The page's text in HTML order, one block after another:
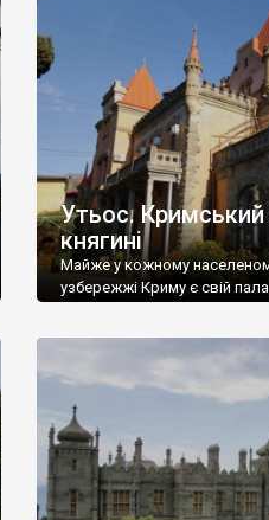
Утьос. Кримський
княгині
Майже у кожному
узбережжі Криму є свій